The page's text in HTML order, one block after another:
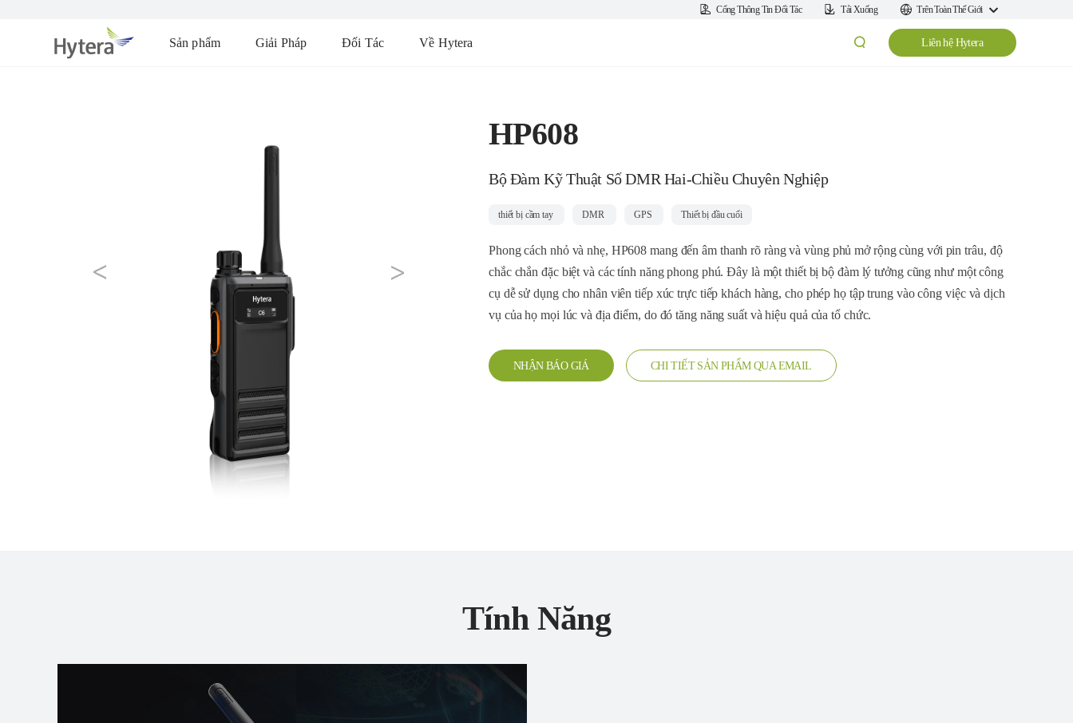
Cổng Thông Tin Đối Tác Tải Xuống Trên Toàn Thế Giới
Sản phẩm Giải Pháp Đối Tác Về Hytera Liên hệ Hytera
prev next
HP608
Bộ Đàm Kỹ Thuật Số DMR Hai-Chiều Chuyên Nghiệp
thiết bị cầm tay DMR GPS Thiết bị đầu cuối
Phong cách nhỏ và nhẹ, HP608 mang đến âm thanh rõ ràng và vùng phủ mở rộng cùng với pin trâu, độ
chắc chắn đặc biệt và các tính năng phong phú. Đây là một thiết bị bộ đàm lý tưởng cũng như một công
cụ dễ sử dụng cho nhân viên tiếp xúc trực tiếp khách hàng, cho phép họ tập trung vào công việc và dịch
vụ của họ mọi lúc và địa điểm, do đó tăng năng suất và hiệu quả của tổ chức.
NHẬN BÁO GIÁ CHI TIẾT SẢN PHẨM QUA EMAIL
Tính Năng